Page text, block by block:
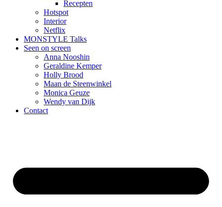
Recepten
Hotspot
Interior
Netflix
MONSTYLE Talks
Seen on screen
Anna Nooshin
Geraldine Kemper
Holly Brood
Maan de Steenwinkel
Monica Geuze
Wendy van Dijk
Contact